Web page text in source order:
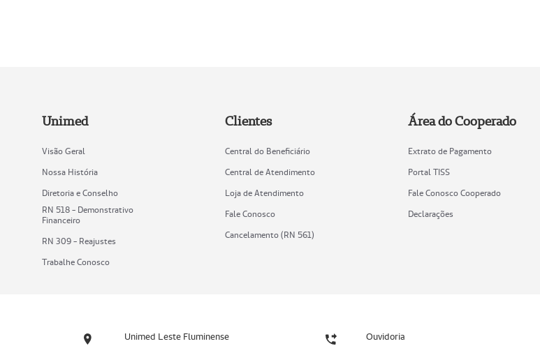
Unimed
Visão Geral
Nossa História
Diretoria e Conselho
RN 518 - Demonstrativo
Financeiro
RN 309 - Reajustes
Trabalhe Conosco
Clientes
Central do Beneficiário
Central de Atendimento
Loja de Atendimento
Fale Conosco
Cancelamento (RN 561)
Área do Cooperado
Extrato de Pagamento
Portal TISS
Fale Conosco Cooperado
Declarações
Unimed Leste Fluminense Ouvidoria